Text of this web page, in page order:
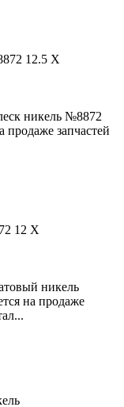
никель №8872
продаже запчастей
никель
на продаже